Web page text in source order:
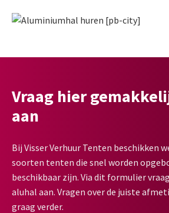
Vraag hier
aan
Bij Visser Verhuur Tenten beschikken
soorten tenten die snel worden
beschikbaar zijn. Via dit formulier
aluhal aan. Vragen over de juiste
graag verder.